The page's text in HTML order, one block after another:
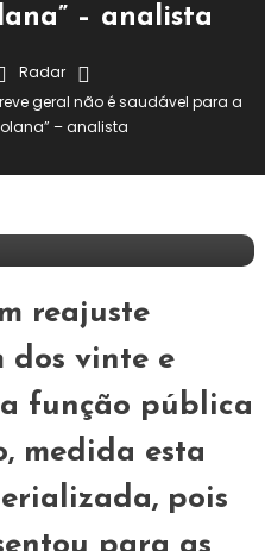
– analista
Radar
geral não é saudável para a
– analista
reajuste
dos vinte e
função pública
medida esta
pois